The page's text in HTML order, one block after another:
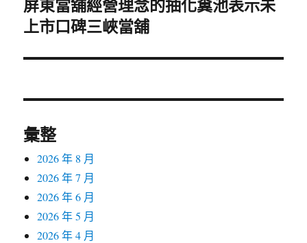
下
一
文
上市口碑三峽當舖
彙整
2026 年 8 月
2026 年 7 月
2026 年 6 月
2026 年 5 月
2026 年 4 月